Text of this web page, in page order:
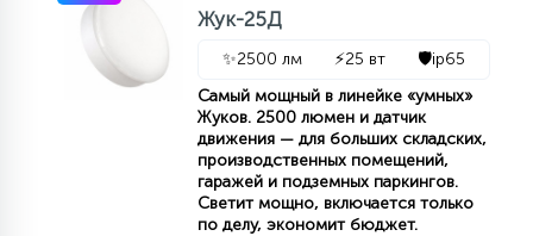
С УПРАВЛЕНИЕМ
АКСЕССУАРЫ
Жук-25Д
✨2500 лм ⚡25 вт 🛡️ip65
Самый мощный в линейке «умных»
Жуков. 2500 люмен и датчик
движения — для больших складских,
производственных помещений,
гаражей и подземных паркингов.
Светит мощно, включается только
по делу, экономит бюджет.